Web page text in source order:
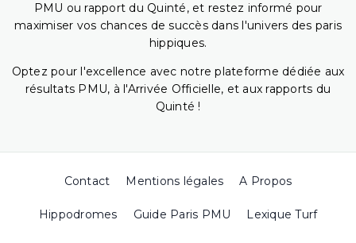
PMU ou rapport du Quinté, et restez informé pour
maximiser vos chances de succès dans l'univers des paris
hippiques.
Optez pour l'excellence avec notre plateforme dédiée aux
résultats PMU, à l'Arrivée Officielle, et aux rapports du
Quinté !
Contact Mentions légales A Propos
Hippodromes Guide Paris PMU Lexique Turf